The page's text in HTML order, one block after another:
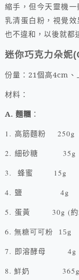
縮手，但今天靈機
乳清蛋白粉，視覺
也不違和，以後就都
迷你巧克力朵妮
份量： 21個高4cm
材料：
A.麵糰 ：
1. 高筋麵粉 250g（
2.細砂糖
35g
3. 蜂蜜
15g
4. 鹽 4g
5.蛋黃 30g (約
6.無糖可可粉 15g
7. 即溶酵母 4g
8.鮮奶 365g